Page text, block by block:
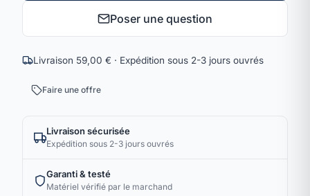
Poser une question
Livraison 59,00 € · Expédition sous 2-3 jours ouvrés
Faire une offre
Livraison sécurisée
Expédition sous 2-3 jours ouvrés
Garanti & testé
Matériel vérifié par le marchand